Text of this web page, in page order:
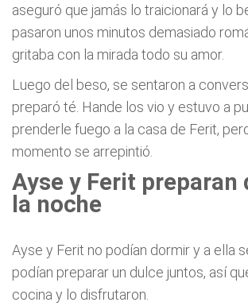
aseguró que jamás lo traicionará y lo
pasaron unos minutos demasiado
gritaba con la mirada todo su amor.
Luego del beso, se sentaron a
preparó té. Hande los vio y estuvo a
prenderle fuego a la casa de Ferit,
momento se arrepintió.
Ayse y Ferit preparan
la noche
Ayse y Ferit no podían dormir y a ella
podían preparar un dulce juntos, así
cocina y lo disfrutaron.